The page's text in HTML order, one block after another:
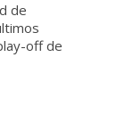
de
off de